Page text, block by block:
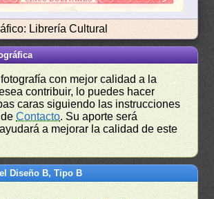
Librería Cultural
con mejor calidad a la
contribuir, lo puedes hacer
caras siguiendo las instrucciones
deContacto. Su aporte será
a mejorar la calidad de este
Diseño B, Tipo B